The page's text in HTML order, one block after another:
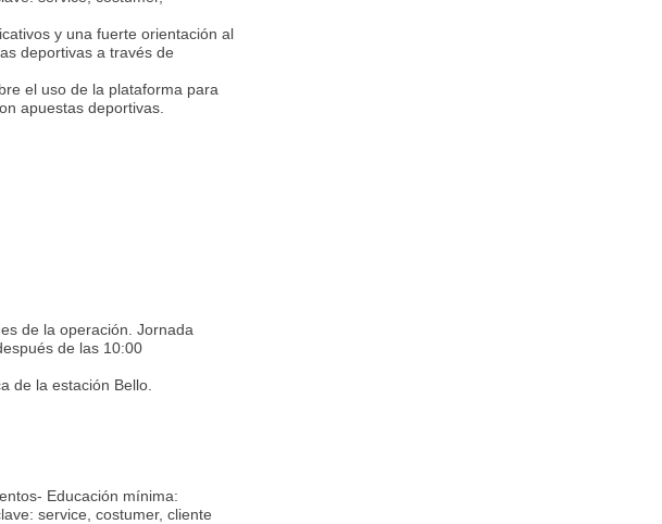
y una fuerte orientación al
deportivas a través de
el uso de la plataforma para
apuestas deportivas.
de la operación. Jornada
de las 10:00
de la estación Bello.
Educación mínima:
service, costumer, cliente